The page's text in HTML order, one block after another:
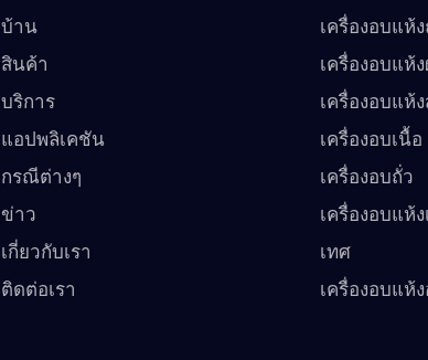
บ้าน
สินค้า
บริการ
แอปพลิเคชัน
กรณีต่างๆ
ข่าว
เกี่ยวกับเรา
ติดต่อเรา
เครื่องอบแห้
เครื่องอบแห้
เครื่องอบแห้
เครื่องอบเนื้อ
เครื่องอบถั่ว
เครื่องอบแห้ง
เทศ
เครื่องอบแห้